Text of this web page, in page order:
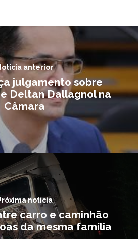
anterior
julgamento sobre
Deltan Dallagnol na
Câmara
notícia
carro e caminhão
da mesma família